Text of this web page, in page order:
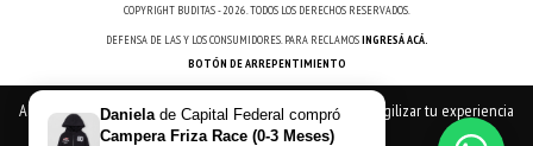
Al navegar por este sitioaceptás el uso de cookies
para agilizar tu experiencia
de compra.
COPYRIGHT BUDITAS - 2026. TODOS LOS DERECHOS RESERVADOS.
DEFENSA DE LAS Y LOS CONSUMIDORES. PARA RECLAMOSINGRESÁ ACÁ.
BOTÓN DE ARREPENTIMIENTO
Daniela de Capital Federal compró
Campera Friza Race (0-3 Meses)